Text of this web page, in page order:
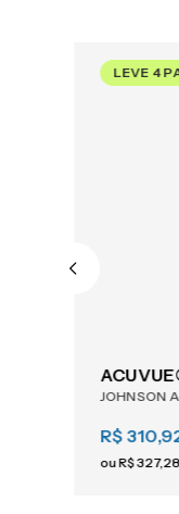
LEVE 4
JOHNSON
R$
ouR$327,28